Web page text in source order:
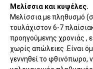
Μελίσσια και κυψέλες.
Μελίσσια με πληθυσμό
τουλάχιστον 6-7
προηγούμενης χρονιάς ,
χωρίς απώλειες .Είναι
γεννηθεί το φθινόπωρο,